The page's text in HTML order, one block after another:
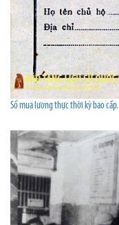
Sổ mua lương thực thời kỳ bao cấp.